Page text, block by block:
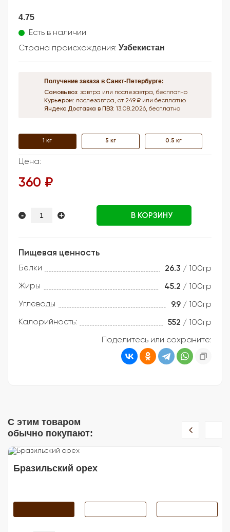
4.75
Есть в наличии
Страна происхождения: Узбекистан
Получение заказа в Санкт-Петербурге:
Самовывоз: завтра или послезавтра, бесплатно
Курьером: послезавтра, от 249 ₽ или бесплатно
Яндекс.Доставка в ПВЗ: 13.08.2026, бесплатно
1 кг 5 кг 0.5 кг
Цена:
360 ₽
- + В КОРЗИНУ
Пищевая ценность
Белки 26.3 / 100гр
Жиры 45.2 / 100гр
Углеводы 9.9 / 100гр
Калорийность: 552 / 100гр
Поделитесь или сохраните:
С этим товаром
обычно покупают:
Бразильский орех